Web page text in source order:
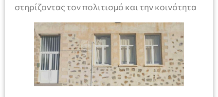
στηρίζοντας τον πολιτισμό και την κοινότητα